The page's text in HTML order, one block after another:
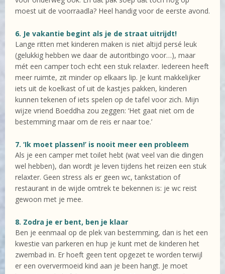
moest uit de voorraadla? Heel handig voor de eerste avond.
6. Je vakantie begint als je de straat uitrijdt!
Lange ritten met kinderen maken is niet altijd persé leuk
(gelukkig hebben we daar de autoritbingo voor…), maar
mét een camper toch echt een stuk relaxter. Iedereen heeft
meer ruimte, zit minder op elkaars lip. Je kunt makkelijker
iets uit de koelkast of uit de kastjes pakken, kinderen
kunnen tekenen of iets spelen op de tafel voor zich. Mijn
wijze vriend Boeddha zou zeggen: ‘Het gaat niet om de
bestemming maar om de reis er naar toe.’
7. ‘Ik moet plassen!’ is nooit meer een probleem
Als je een camper met toilet hebt (wat veel van die dingen
wel hebben), dan wordt je leven tijdens het reizen een stuk
relaxter. Geen stress als er geen wc, tankstation of
restaurant in de wijde omtrek te bekennen is: je wc reist
gewoon met je mee.
8. Zodra je er bent, ben je klaar
Ben je eenmaal op de plek van bestemming, dan is het een
kwestie van parkeren en hup je kunt met de kinderen het
zwembad in. Er hoeft geen tent opgezet te worden terwijl
er een oververmoeid kind aan je been hangt. Je moet